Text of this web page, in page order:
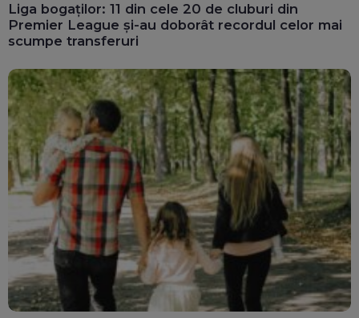
Liga bogaților: 11 din cele 20 de cluburi din
Premier League și-au doborât recordul celor mai
scumpe transferuri